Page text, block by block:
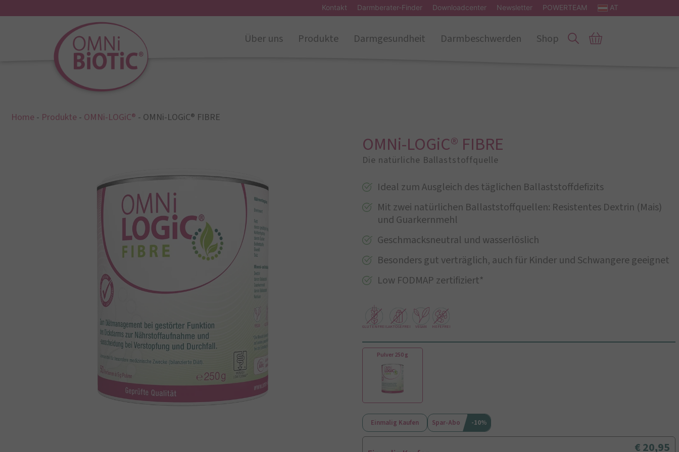
Kontakt Darmberater-Finder Downloadcenter Newsletter POWERTEAM AT
Über uns Produkte Darmgesundheit Darmbeschwerden Shop
Home - Produkte - OMNi-LOGiC® - OMNi-LOGiC® FIBRE
OMNi-LOGiC® FIBRE
Die natürliche Ballaststoffquelle
Ideal zum Ausgleich des täglichen Ballaststoffdefizits
Mit zwei natürlichen Ballaststoffquellen: Resistentes Dextrin (Mais)
und Guarkernmehl
Geschmacksneutral und wasserlöslich
Besonders gut verträglich, auch für Kinder und Schwangere geeignet
Low FODMAP zertifiziert*
GLUTENFREILAKTOSEFREI VEGAN HEFEFREI
Pulver 250 g
Einmalig Kaufen Spar-Abo -10%
20,95